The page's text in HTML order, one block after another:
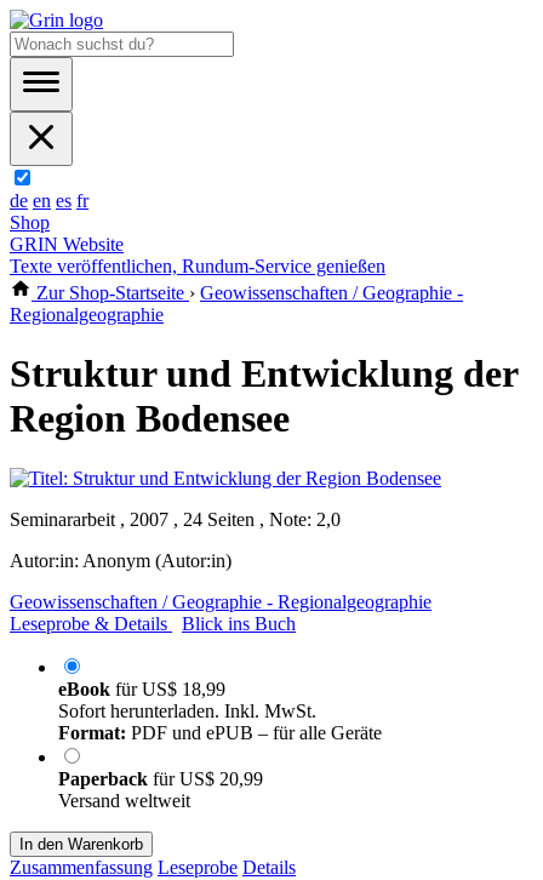
de en es fr
Shop
GRIN Website
Texte veröffentlichen, Rundum-Service genießen
Zur Shop-Startseite › Geowissenschaften / Geographie -
Regionalgeographie
Struktur und Entwicklung der
Region Bodensee
Seminararbeit , 2007 , 24 Seiten , Note: 2,0
Autor:in: Anonym (Autor:in)
Geowissenschaften / Geographie - Regionalgeographie
Leseprobe & Details
Blick ins Buch
eBook fürUS$ 18,99
Sofort herunterladen. Inkl. MwSt.
Format: PDF und ePUB – für alle Geräte
Paperback fürUS$ 20,99
Versand weltweit
In den Warenkorb
Zusammenfassung Leseprobe Details